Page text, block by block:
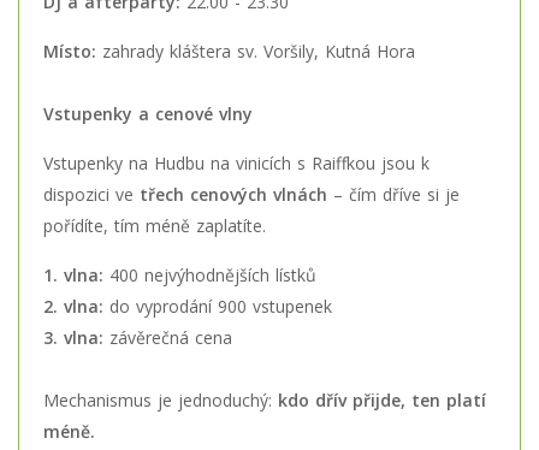
Místo: zahrady kláštera sv. Voršily, Kutná Hora
Vstupenky a cenové vlny
Vstupenky na Hudbu na vinicích s Raiffkou jsou k
dispozici ve třech cenových vlnách – čím dříve si je
pořídíte, tím méně zaplatíte.
1. vlna: 400 nejvýhodnějších lístků
2. vlna: do vyprodání 900 vstupenek
3. vlna: závěrečná cena
Mechanismus je jednoduchý: kdo dřív přijde, ten platí
méně.